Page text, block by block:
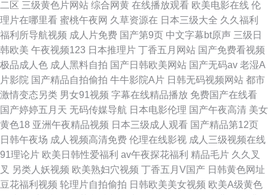
二区 三级黄色片网站 综合网黄 在线播放观看 欧美电影在线 伦
理片在哪里看 蜜桃午夜网 久草资源在 日本三级大全 久久福利
福利所导航视频 成人片免费 国产第9页 中文字幕bt原声 三级日
韩欧美 午夜视频123 日本推理片 丁香五月网站 国产免费看视频
极品成人色 成人黑料自拍 国产日韩欧美网站 国产无码av 老湿A
片影院 国产精品自拍偷拍 牛牛影院A片 日韩无码视频网站 都市
激情变态另类 男女91视频 字幕在线精品播放 免费国产在线看
国产婷婷五月天 无码传媒导航 日本电影伦理 国产午夜高清 美女
黄色18 亚洲午夜精品视频 日本三级成人观看 国产精品第12页
日韩午夜场 成人视频高清免费 伦理在线影视 成人三级视频在线
91理论片 欧美日韩性爱福利 av午夜探花福利 精品毛片 久久叉
叉 另类人妖视频 欧美熟妇穴视频 丁香五月V国产 日韩黄色网址
豆花福利视频 轮理片自拍偷拍 日韩欧美美女视频 欧美A级黄色